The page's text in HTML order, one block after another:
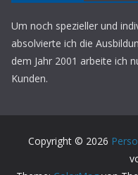
Um noch spezieller und
absolvierte ich die
dem Jahr 2001 arbeite ich
Kunden.
Copyright © 2026